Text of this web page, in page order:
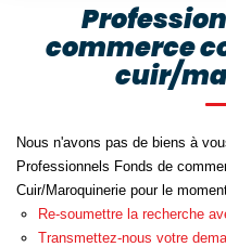
NOS
Toutes
Nos
Surface min
Plus de critères
commerce
cuir/
Nous n'avons pas de biens à
Professionnels Fonds de
Cuir/Maroquinerie pour le
Re-soumettre la recherche
Transmettez-nous votre